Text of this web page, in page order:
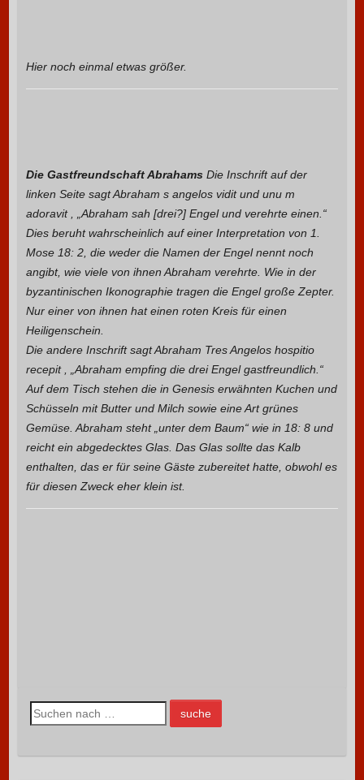
Hier noch einmal etwas größer.
Die Gastfreundschaft AbrahamsDie Inschrift auf der
linken Seite sagt Abraham s angelos vidit und unu m
adoravit , „Abraham sah [drei?] Engel und verehrte einen.“
Dies beruht wahrscheinlich auf einer Interpretation von 1.
Mose 18: 2, die weder die Namen der Engel nennt noch
angibt, wie viele von ihnen Abraham verehrte. Wie in der
byzantinischen Ikonographie tragen die Engel große Zepter.
Nur einer von ihnen hat einen roten Kreis für einen
Heiligenschein.
Die andere Inschrift sagt Abraham Tres Angelos hospitio
recepit , „Abraham empfing die drei Engel gastfreundlich.“
Auf dem Tisch stehen die in Genesis erwähnten Kuchen und
Schüsseln mit Butter und Milch sowie eine Art grünes
Gemüse. Abraham steht „unter dem Baum“ wie in 18: 8 und
reicht ein abgedecktes Glas. Das Glas sollte das Kalb
enthalten, das er für seine Gäste zubereitet hatte, obwohl es
für diesen Zweck eher klein ist.
S
u